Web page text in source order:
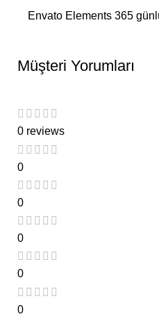
Envato Elements 365
Müşteri Yorumları
0 reviews
0
0
0
0
0